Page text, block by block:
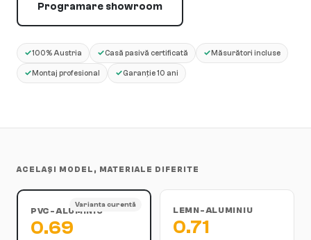
Programare showroom
✓100% Austria ✓Casă pasivă certificată ✓ Măsurători incluse
✓ Montaj profesional ✓Garanție 10 ani
ACELAȘI MODEL, MATERIALE DIFERITE
Varianta curentă
PVC-ALUMINIU
0.69
LEMN-ALUMINIU
0.71